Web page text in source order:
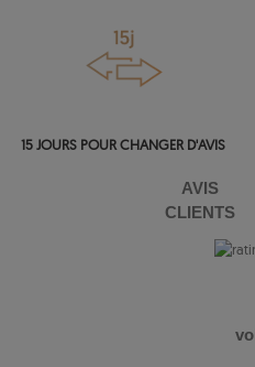
15 JOURS POUR CHANGER D'AVIS
AVIS
CLIENTS